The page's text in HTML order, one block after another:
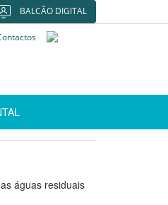
BALCÃO DIGITAL
águas residuais